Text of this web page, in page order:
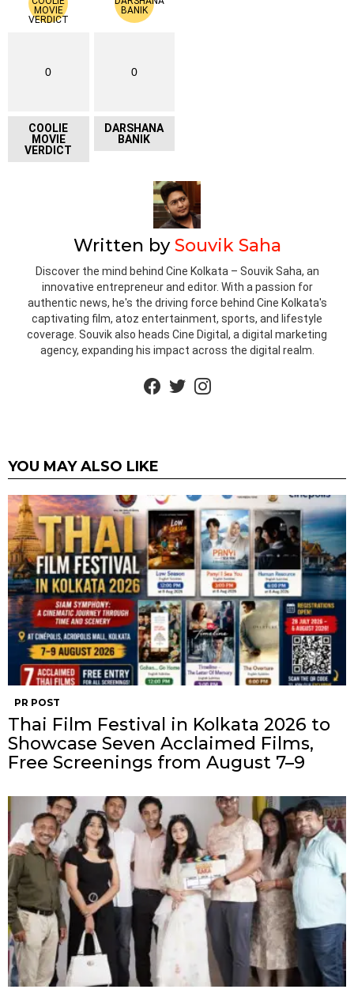
0
COOLIE
MOVIE
VERDICT
0
DARSHANA
BANIK
Written bySouvik Saha
Discover the mind behind Cine Kolkata – Souvik Saha, an
innovative entrepreneur and editor. With a passion for
authentic news, he's the driving force behind Cine Kolkata's
captivating film, atoz entertainment, sports, and lifestyle
coverage. Souvik also heads Cine Digital, a digital marketing
agency, expanding his impact across the digital realm.
facebooktwitterinstagram
YOU MAY ALSO LIKE
PR POST
Thai Film Festival in Kolkata 2026 to
Showcase Seven Acclaimed Films,
Free Screenings from August 7–9